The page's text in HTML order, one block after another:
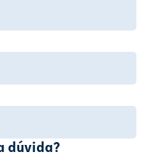
dúvida?